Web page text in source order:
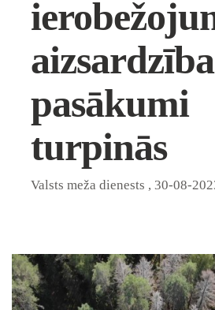
pasākumi
turpinās
Valsts meža dienests , 30-08-